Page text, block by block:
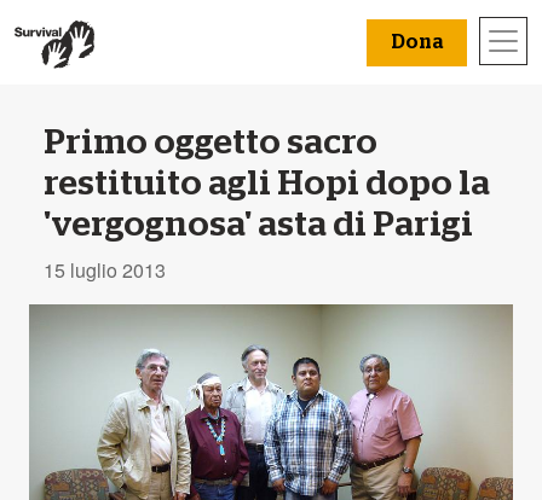
Dona
Primo oggetto sacro
restituito agli Hopi dopo la
'vergognosa' asta di Parigi
15 luglio 2013